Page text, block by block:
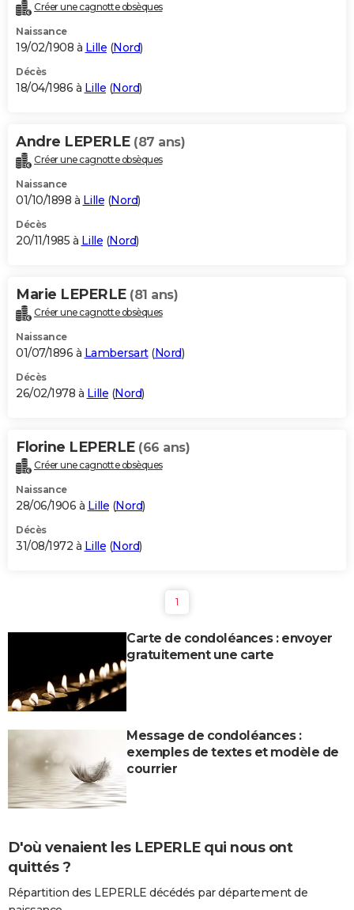
Créer une cagnotte obsèques
Naissance
19/02/1908 à Lille (Nord)
Décès
18/04/1986 à Lille (Nord)
Andre LEPERLE (87 ans)
Créer une cagnotte obsèques
Naissance
01/10/1898 à Lille (Nord)
Décès
20/11/1985 à Lille (Nord)
Marie LEPERLE (81 ans)
Créer une cagnotte obsèques
Naissance
01/07/1896 à Lambersart(Nord)
Décès
26/02/1978 à Lille (Nord)
Florine LEPERLE (66 ans)
Créer une cagnotte obsèques
Naissance
28/06/1906 à Lille (Nord)
Décès
31/08/1972 à Lille (Nord)
1
Carte de condoléances : envoyer
gratuitement une carte
Message de condoléances :
exemples de textes et modèle de
courrier
D'où venaient les LEPERLE qui nous ont
quittés ?
Répartition des LEPERLE décédés par département de